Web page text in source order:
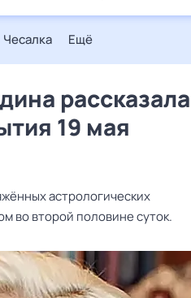
Чесалка Ещё
рассказала
19 мая
астрологических
во второй половине суток.